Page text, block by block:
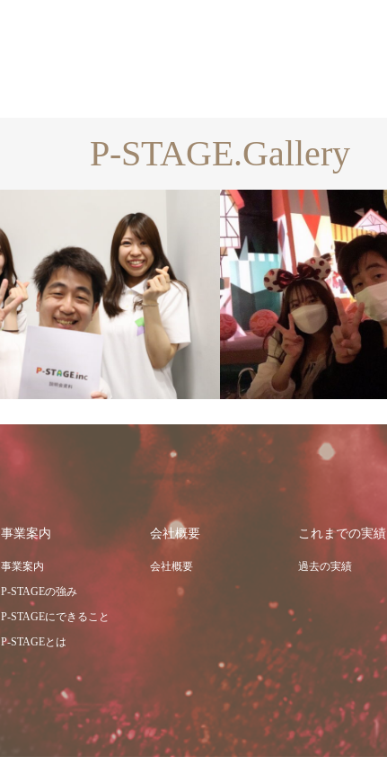
P-STAGE.Gallery
事業案内
事業案内
P-STAGEの強み
P-STAGEにできること
P-STAGEとは
会社概要
会社概要
これまでの実績
過去の実績